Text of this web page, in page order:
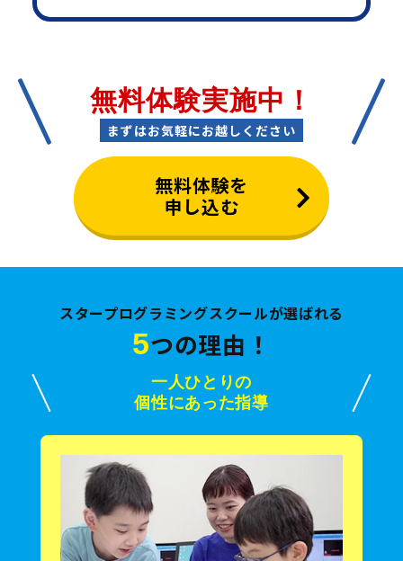
無料体験実施中！
まずはお気軽にお越しください
無料体験を
申し込む
スタープログラミングスクールが選ばれる
5つの理由！
一人ひとりの
個性にあった指導